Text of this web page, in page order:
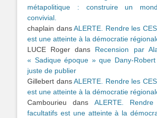
métapolitique : construire un
convivial.
chaplain dansALERTE. Rendre les
est une atteinte à la démocratie
LUCE Roger dans Recension par
« Sadique époque » que Dany-
juste de publier
Gillebert dansALERTE. Rendre les
est une atteinte à la démocratie
Cambourieu dans ALERTE.
facultatifs est une atteinte à la